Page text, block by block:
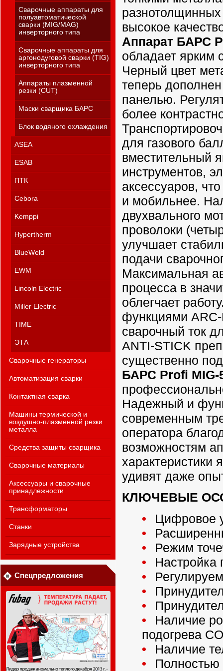
Сварочные аппараты для
полуавтоматической
сварки (MIG/MAG)
инверторного типа
Сварочные аппараты для
аргонодуговой сварки (TIG)
инверторного типа
Аппараты плазменной
резки (CUT)
Маски сварщика БАРС
Блок водяного охлаждения
ASEA
ESAB
ПТК
Cebora
Kemppi
Hypertherm
BlueWeld
EWM
Lincoln Electric
Miller Electric
TIME
ЭТА
Сварочные генераторы
Автоматизация сварки
Контактная сварка
Машины термической и
воздушно-плазменной резки
металла
Средства защиты сварщика
Сварочные материалы
Аксессуары и сварочные
принадлежности
Трансформаторы
Станки
Зарядные устройства
Спецпредложения
высокое
Аппарат БАРС
обладает ярким
Черный цвет
теперь
панелью.
более
для газового
вместительный
инструментов,
аксессуаров,
и мобильнее.
двухвального
проволоки
улучшает
подачи
Максимальная
процесса в
облегчает
функциями ARC-
сварочный ток
ANTI-STICK
существенно
БАРС Profi MIG-
Надежный и
современным
оператора
возможностям
характеристики
удивят даже
КЛЮЧЕВЫЕ
Цифровое
Режим
Настройка
Наличие
подогрева
Наличие
Полностью